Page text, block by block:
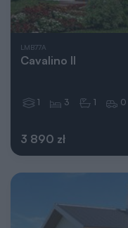
LMB77A
Cavalino II
3 890 zł
1 3 1 0